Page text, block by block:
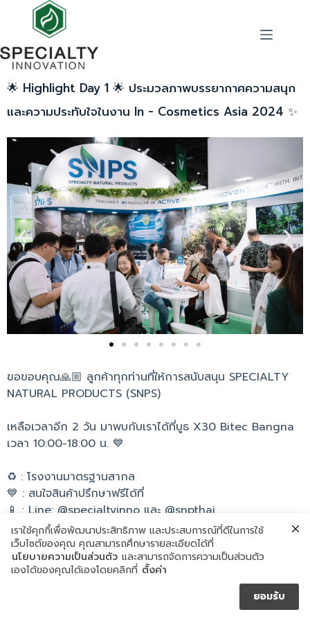
🌟 Highlight Day 1 🌟 ประมวลภาพบรรยากาศความสนุก
และความประทับใจในงาน In - Cosmetics Asia 2024 ✨
ขอขอบคุณ🙏🏼 ลูกค้าทุกท่านที่ให้การสนับสนุน SPECIALTY
NATURAL PRODUCTS (SNPS)
เหลือเวลาอีก 2 วัน มาพบกับเราได้ที่บูธ X30 Bitec Bangna
เวลา 10:00-18:00 น. 💙
♻️ : โรงงานมาตรฐานสากล
💙 : สนใจสินค้าปรึกษาฟรีได้ที่
📱 : Line: @specialtyinno และ @snpthai
เราใช้คุกกี้เพื่อพัฒนาประสิทธิภาพ และประสบการณ์ที่ดีในการใช้
เว็บไซต์ของคุณ คุณสามารถศึกษารายละเอียดได้ที่
นโยบายความเป็นส่วนตัว และสามารถจัดการความเป็นส่วนตัว
เองได้ของคุณได้เองโดยคลิกที่ ตั้งค่า
ยอมรับ